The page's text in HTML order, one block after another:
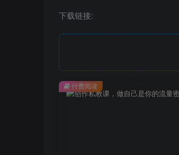
下载链接:
付费阅读